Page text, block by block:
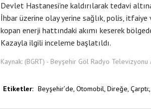
Devlet Hastanesi’ne kaldırılarak tedavi
İhbar üzerine olay yerine sağlık, polis,
kopan enerji hattındaki akımı keserek
Kazayla ilgili inceleme başlatıldı.
Kaynak: (BGRT) - Beyşehir Göl Radyo Televizyonu
Etiketler: Beyşehir’de, Otomobil, Direğe, Çarptı:,